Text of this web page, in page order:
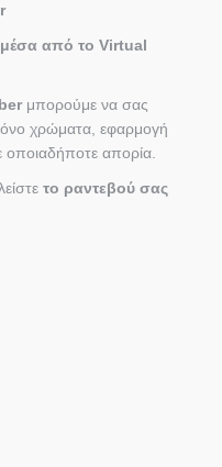
μέσα από το Virtual
μπορούμε να σας
χρώματα, εφαρμογή
οποιαδήποτε απορία.
το ραντεβού σας